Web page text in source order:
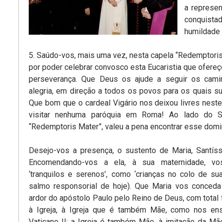
a
5. Saúdo-vos, mais uma vez, nesta capela
por poder celebrar convosco esta Eucaristia que
perseverança. Que Deus os ajude a seguir os
alegria, em direção a todos os povos para os quais
Que bom que o cardeal Vigário nos deixou livres
visitar nenhuma paróquia em Roma! Ao lado do
“Redemptoris Mater”, valeu a pena encontrar esse
Desejo-vos a presença, o sustento de Maria,
Encomendando-vos a ela, à sua maternidade,
‘tranquilos e serenos’, como ‘crianças no colo de
salmo responsorial de hoje). Que Maria vos
ardor do apóstolo Paulo pelo Reino de Deus, com
à Igreja, à Igreja que é também Mãe, como nos